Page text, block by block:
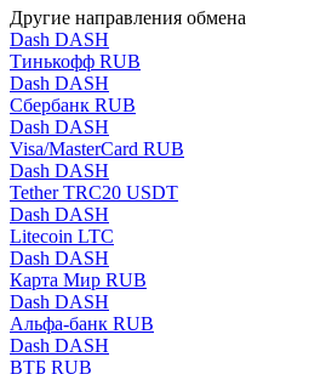
Другие направления обмена
Dash DASH
Тинькофф RUB
Dash DASH
Сбербанк RUB
Dash DASH
Visa/MasterCard RUB
Dash DASH
Tether TRC20 USDT
Dash DASH
Litecoin LTC
Dash DASH
Карта Мир RUB
Dash DASH
Альфа-банк RUB
Dash DASH
ВТБ RUB